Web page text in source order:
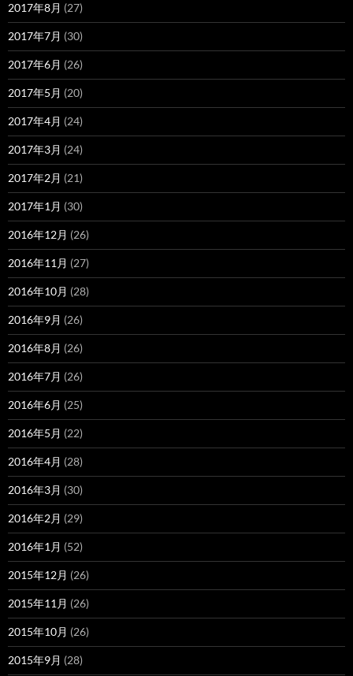
2017年8月 (27)
2017年7月 (30)
2017年6月 (26)
2017年5月 (20)
2017年4月 (24)
2017年3月 (24)
2017年2月 (21)
2017年1月 (30)
2016年12月 (26)
2016年11月 (27)
2016年10月 (28)
2016年9月 (26)
2016年8月 (26)
2016年7月 (26)
2016年6月 (25)
2016年5月 (22)
2016年4月 (28)
2016年3月 (30)
2016年2月 (29)
2016年1月 (52)
2015年12月 (26)
2015年11月 (26)
2015年10月 (26)
2015年9月 (28)